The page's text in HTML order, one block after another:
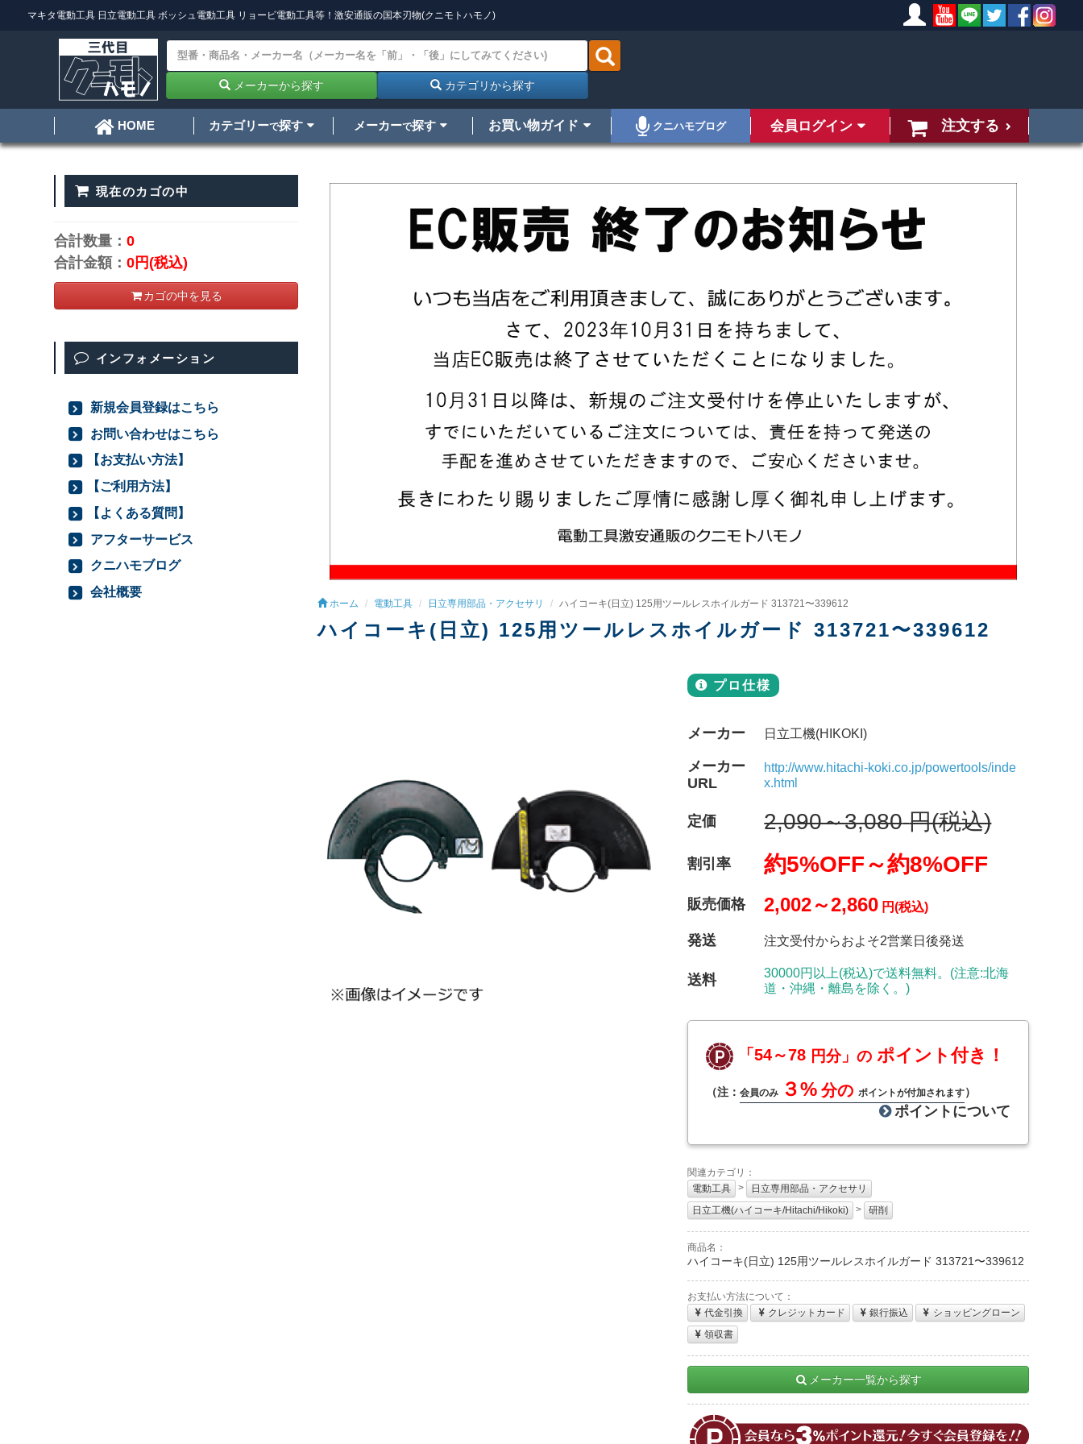
マキタ電動工具 日立電動工具 ボッシュ電動工具 リョービ電動工具等！激安通販の国本刃物(クニモトハモノ)
メーカーから探す カテゴリから探す
HOME カテゴリーで探す メーカーで探す お買い物ガイド クニハモブログ 会員ログイン 注文する
ホーム 電動工具 日立専用部品・アクセサリ ハイコーキ(日立) 125用ツールレスホイルガード 313721〜339612
ハイコーキ(日立) 125用ツールレスホイルガード 313721〜339612
プロ仕様
メーカー 日立工機(HIKOKI)
メーカー
URL
http://www.hitachi-koki.co.jp/powertools/inde
x.html
定価 2,090～3,080 円(税込)
割引率 約5%OFF～約8%OFF
販売価格 2,002～2,860 円(税込)
発送 注文受付からおよそ2営業日後発送
送料
30000円以上(税込)で送料無料。(注意:北海
道・沖縄・離島を除く。)
「54～78 円分」のポイント付き！
（注： 会員のみ ３% 分のポイントが付加されます）
ポイントについて
関連カテゴリ：
電動工具
>
日立専用部品・アクセサリ
日立工機(ハイコーキ/Hitachi/Hikoki)
> 研削
商品名：
ハイコーキ(日立) 125用ツールレスホイルガード 313721〜339612
お支払い方法について：
代金引換
クレジットカード 銀行振込
ショッピングローン
領収書
メーカー一覧から探す
現在のカゴの中
合計数量：0
合計金額：0円(税込)
カゴの中を見る
インフォメーション
新規会員登録はこちら
お問い合わせはこちら
【お支払い方法】
【ご利用方法】
【よくある質問】
アフターサービス
クニハモブログ
会社概要